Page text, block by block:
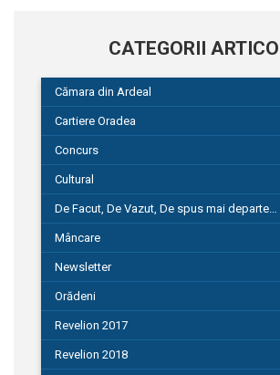
CATEGORII
Cămara din Ardeal
Cartiere Oradea
Concurs
Cultural
De Facut, De Vazut, De spus mai departe…
580
Mâncare
Newsletter
Orădeni
Revelion 2017
Revelion 2018